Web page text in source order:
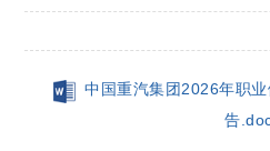
中国重汽集团2026年职
告